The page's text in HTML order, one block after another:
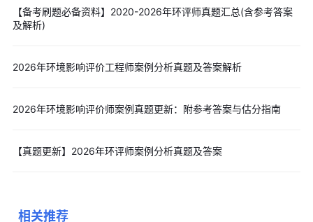
进行章节练习、模拟试卷、历年真题等题库练习。
以上就是“2026年环评师《环境影响评价技术方法》真题及答
及答案，可点击 “免费下载”按钮后进入下载页面。
【备考刷题必备资料】2020-2026年环评师真题汇总(含参考答案
及解析)
2026年环境影响评价工程师案例分析真题及答案解析
2026年环境影响评价师案例真题更新：附参考答案与估分指南
【真题更新】2026年环评师案例分析真题及答案
相关推荐